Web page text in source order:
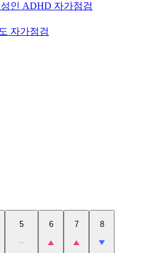
성인 ADHD 자가점검
자가점검
5 6 7 8